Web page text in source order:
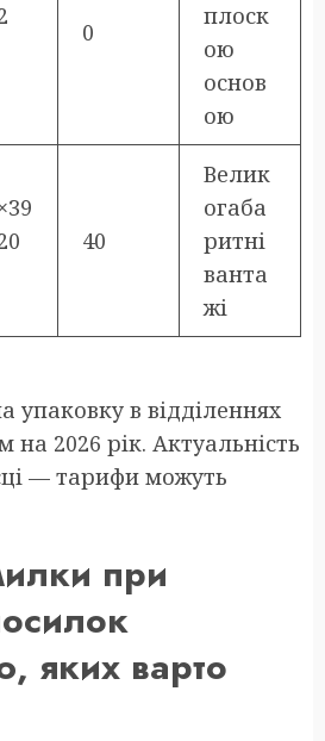
0
плоск
ою
основ
ою
40
Велик
огаба
ритні
ванта
жі
упаковку в відділеннях
2026 рік. Актуальність
— тарифи можуть
при
яких варто